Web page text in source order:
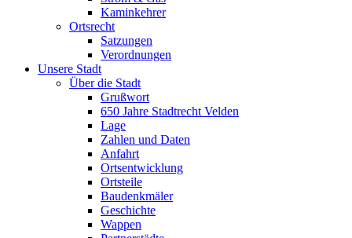
Kaminkehrer
Ortsrecht
Satzungen
Verordnungen
Unsere Stadt
Über die Stadt
Grußwort
650 Jahre Stadtrecht Velden
Lage
Zahlen und Daten
Anfahrt
Ortsentwicklung
Ortsteile
Baudenkmäler
Geschichte
Wappen